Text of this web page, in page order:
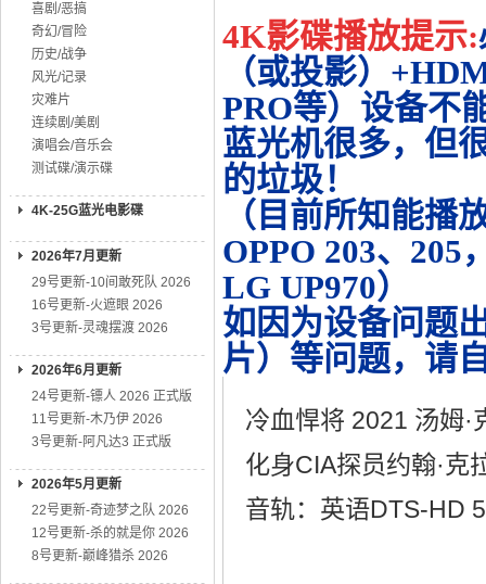
喜剧/恶搞
奇幻/冒险
历史/战争
风光/记录
灾难片
连续剧/美剧
演唱会/音乐会
测试碟/演示碟
4K-25G蓝光电影碟
2026年7月更新
29号更新-10间敢死队 2026
16号更新-火遮眼 2026
3号更新-灵魂摆渡 2026
2026年6月更新
24号更新-镖人 2026 正式版
11号更新-木乃伊 2026
3号更新-阿凡达3 正式版
2026年5月更新
22号更新-奇迹梦之队 2026
12号更新-杀的就是你 2026
8号更新-巅峰猎杀 2026
4K影碟播放提示:
（或投影）
PRO等）设备不
蓝光机很多，但
的垃圾！
（目前所知能播
OPPO 203、205
LG UP970）
如因为设备问题
片）等问题，请
冷血悍将 2021 汤姆·
化身CIA探员约翰·克
音轨：英语DTS-HD